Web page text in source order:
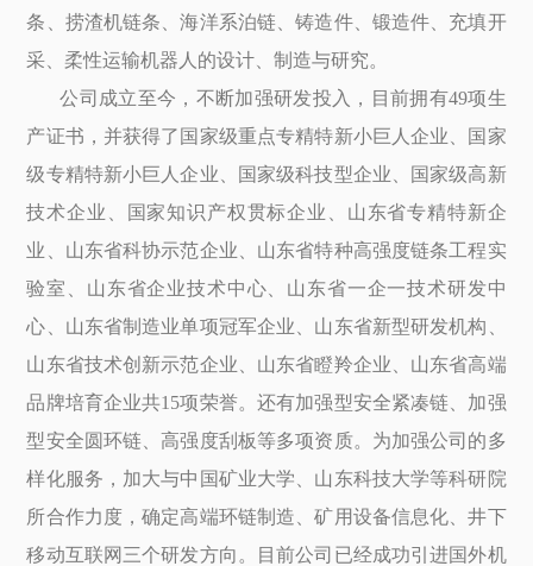
条、捞渣机链条、海洋系泊链、铸造件、锻造件、充填开
采、柔性运输机器人的设计、制造与研究。
公司成立至今，不断加强研发投入，目前拥有49项生
产证书，并获得了国家级重点专精特新小巨人企业、国家
级专精特新小巨人企业、国家级科技型企业、国家级高新
技术企业、国家知识产权贯标企业、山东省专精特新企
业、山东省科协示范企业、山东省特种高强度链条工程实
验室、山东省企业技术中心、山东省一企一技术研发中
心、山东省制造业单项冠军企业、山东省新型研发机构、
山东省技术创新示范企业、山东省瞪羚企业、山东省高端
品牌培育企业共15项荣誉。还有加强型安全紧凑链、加强
型安全圆环链、高强度刮板等多项资质。为加强公司的多
样化服务，加大与中国矿业大学、山东科技大学等科研院
所合作力度，确定高端环链制造、矿用设备信息化、井下
移动互联网三个研发方向。目前公司已经成功引进国外机